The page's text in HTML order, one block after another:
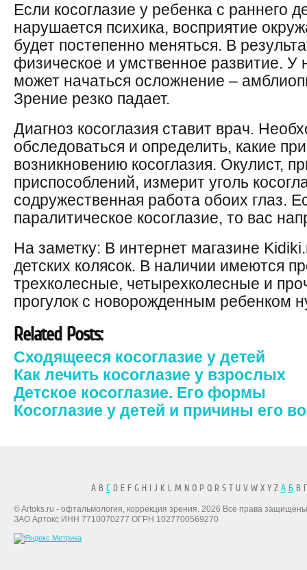
Если косоглазие у ребенка с раннего
нарушается психика, восприятие
будет постепенно меняться. В
физическое и умственное развитие.
может начаться осложнение –
Зрение резко падает.
Диагноз косоглазия ставит врач.
обследоваться и определить, какие
возникновению косоглазия. Окулист,
приспособлений, измерит уголь
содружественная работа обоих глаз.
паралитическое косоглазие, то вас
На заметку: В интернет магазине
детских колясок. В наличии имеются
трехколесные, четырехколесные и
прогулок с новорожденным ребенком
Related Posts:
Сходящееся косоглазие у детей
Как лечить косоглазие у взрослых
Детское косоглазие. Его формы
Косоглазие у детей и причины его
A B CD E F G H I J K L M N O P Q R S T U V W X Y Z А БВ
© Artoks.ru - офтальмология, коррекция зрения. 2026 Все права
ЗАО Артокс ИНН 7710070277 ОГРН 1027700569270